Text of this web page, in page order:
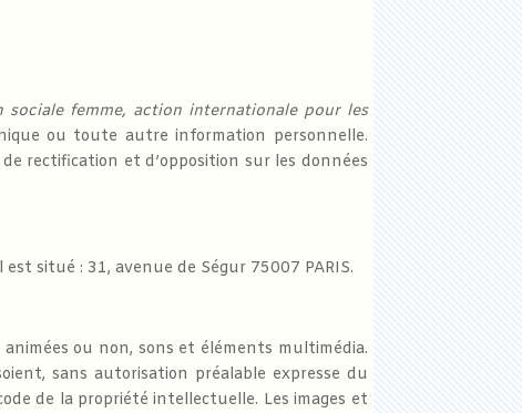
sociale femme, action internationale pour les
ou toute autre information personnelle.
rectification et d’opposition sur les données
situé : 31, avenue de Ségur 75007 PARIS.
ou non, sons et éléments multimédia.
sans autorisation préalable expresse du
de la propriété intellectuelle. Les images et